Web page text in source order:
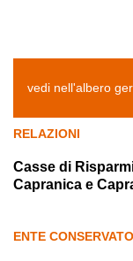
vedi nell'albero
RELAZIONI
Casse di
Capranica e
ENTE